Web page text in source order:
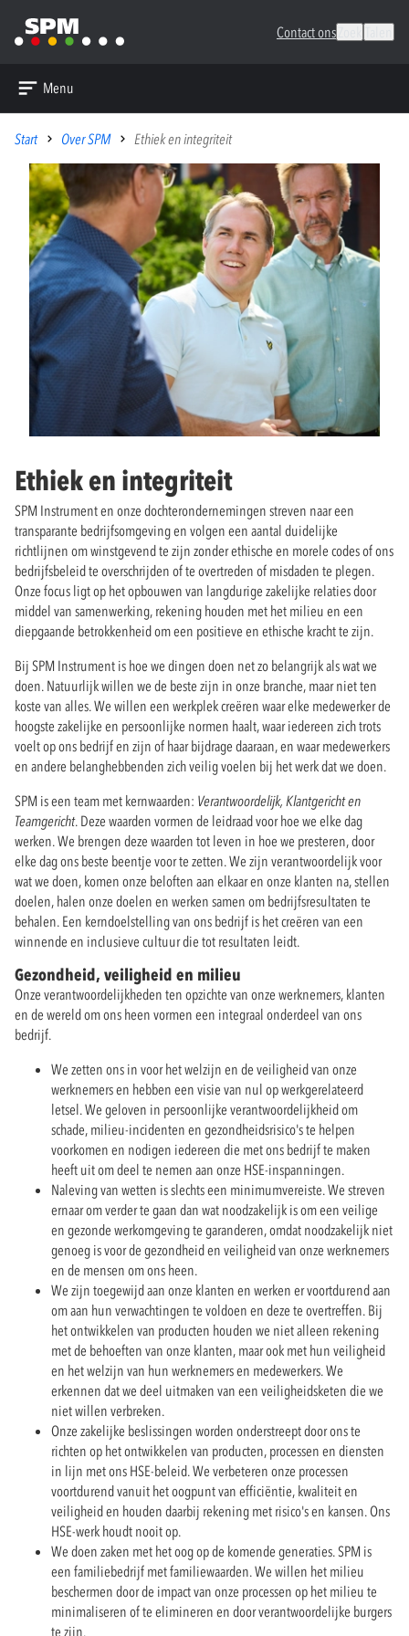
Contact ons
Menu
Start Over SPM Ethiek en integriteit
Ethiek en integriteit
SPM Instrument en onze dochterondernemingen streven naar een
transparante bedrijfsomgeving en volgen een aantal duidelijke
richtlijnen om winstgevend te zijn zonder ethische en morele codes of ons
bedrijfsbeleid te overschrijden of te overtreden of misdaden te plegen.
Onze focus ligt op het opbouwen van langdurige zakelijke relaties door
middel van samenwerking, rekening houden met het milieu en een
diepgaande betrokkenheid om een positieve en ethische kracht te zijn.
Bij SPM Instrument is hoe we dingen doen net zo belangrijk als wat we
doen. Natuurlijk willen we de beste zijn in onze branche, maar niet ten
koste van alles. We willen een werkplek creëren waar elke medewerker de
hoogste zakelijke en persoonlijke normen haalt, waar iedereen zich trots
voelt op ons bedrijf en zijn of haar bijdrage daaraan, en waar medewerkers
en andere belanghebbenden zich veilig voelen bij het werk dat we doen.
SPM is een team met kernwaarden: Verantwoordelijk, Klantgericht en
Teamgericht. Deze waarden vormen de leidraad voor hoe we elke dag
werken. We brengen deze waarden tot leven in hoe we presteren, door
elke dag ons beste beentje voor te zetten. We zijn verantwoordelijk voor
wat we doen, komen onze beloften aan elkaar en onze klanten na, stellen
doelen, halen onze doelen en werken samen om bedrijfsresultaten te
behalen. Een kerndoelstelling van ons bedrijf is het creëren van een
winnende en inclusieve cultuur die tot resultaten leidt.
Gezondheid, veiligheid en milieu
Onze verantwoordelijkheden ten opzichte van onze werknemers, klanten
en de wereld om ons heen vormen een integraal onderdeel van ons
bedrijf.
We zetten ons in voor het welzijn en de veiligheid van onze
werknemers en hebben een visie van nul op werkgerelateerd
letsel. We geloven in persoonlijke verantwoordelijkheid om
schade, milieu-incidenten en gezondheidsrisico's te helpen
voorkomen en nodigen iedereen die met ons bedrijf te maken
heeft uit om deel te nemen aan onze HSE-inspanningen.
Naleving van wetten is slechts een minimumvereiste. We streven
ernaar om verder te gaan dan wat noodzakelijk is om een veilige
en gezonde werkomgeving te garanderen, omdat noodzakelijk niet
genoeg is voor de gezondheid en veiligheid van onze werknemers
en de mensen om ons heen.
We zijn toegewijd aan onze klanten en werken er voortdurend aan
om aan hun verwachtingen te voldoen en deze te overtreffen. Bij
het ontwikkelen van producten houden we niet alleen rekening
met de behoeften van onze klanten, maar ook met hun veiligheid
en het welzijn van hun werknemers en medewerkers. We
erkennen dat we deel uitmaken van een veiligheidsketen die we
niet willen verbreken.
Onze zakelijke beslissingen worden onderstreept door ons te
richten op het ontwikkelen van producten, processen en diensten
in lijn met ons HSE-beleid. We verbeteren onze processen
voortdurend vanuit het oogpunt van efficiëntie, kwaliteit en
veiligheid en houden daarbij rekening met risico's en kansen. Ons
HSE-werk houdt nooit op.
We doen zaken met het oog op de komende generaties. SPM is
een familiebedrijf met familiewaarden. We willen het milieu
beschermen door de impact van onze processen op het milieu te
minimaliseren of te elimineren en door verantwoordelijke burgers
te zijn.